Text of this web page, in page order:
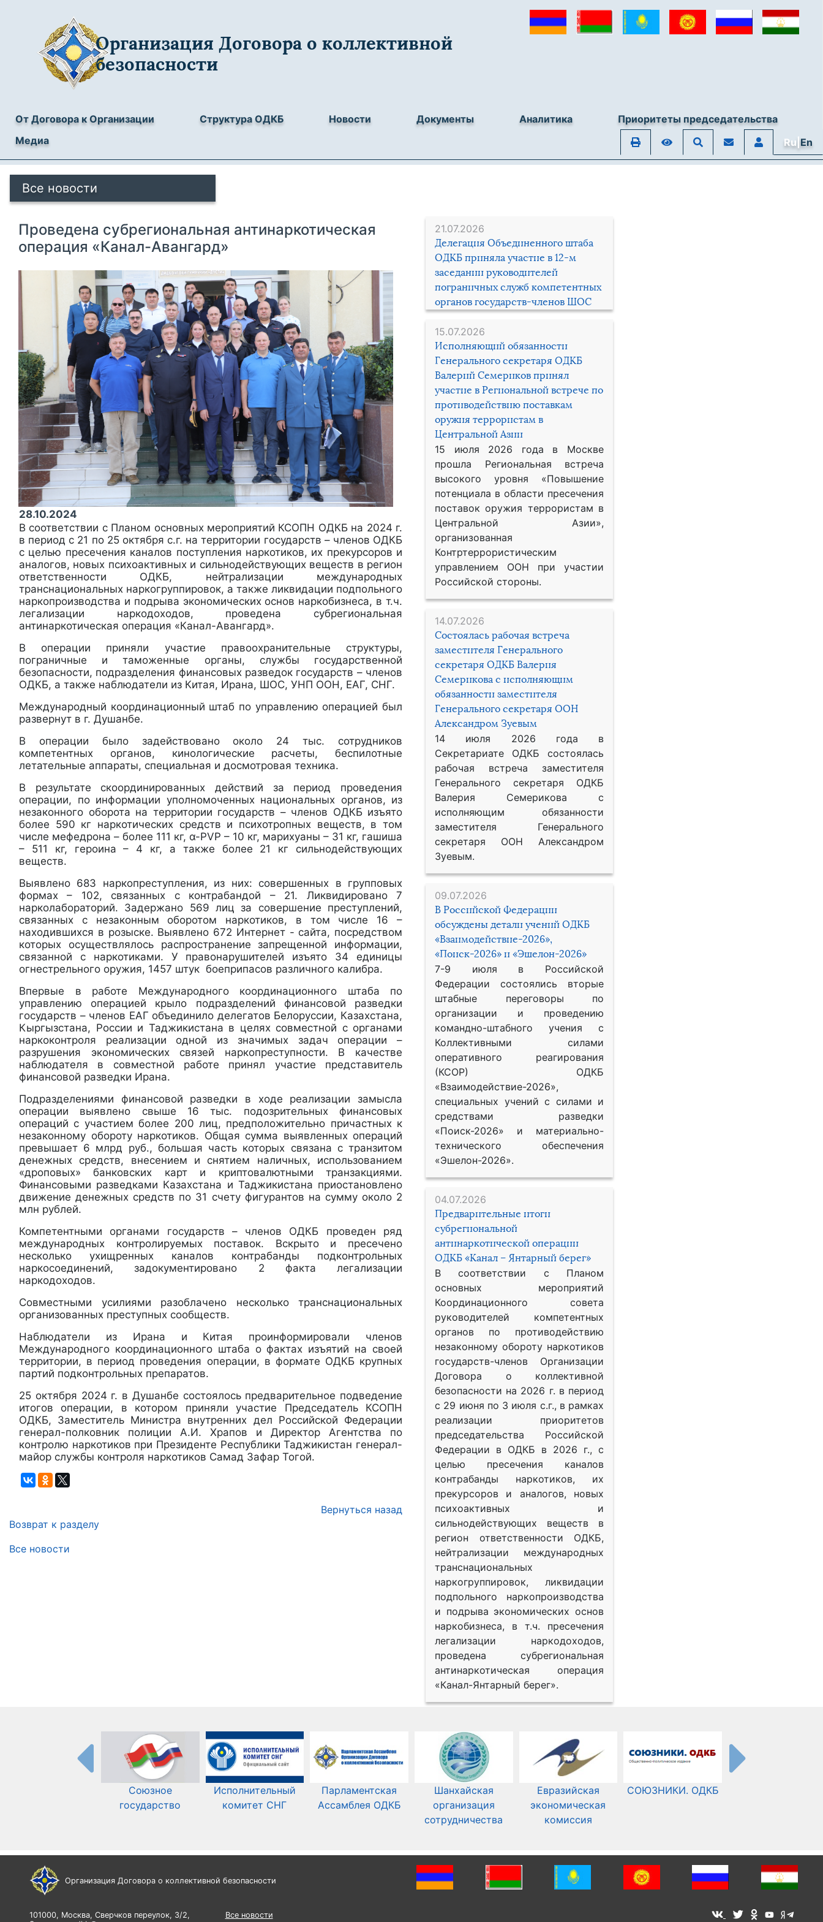
Организация Договора о коллективной
безопасности
От Договора к Организации Структура ОДКБ Новости Документы Аналитика
Приоритеты председательства
Медиа
Ru|En
Все новости
21.07.2026
Делегация Объединенного штаба
ОДКБ приняла участие в 12-м
заседании руководителей
пограничных служб компетентных
органов государств-членов ШОС
15.07.2026
Исполняющий обязанности
Генерального секретаря ОДКБ
Валерий Семериков принял
участие в Региональной встрече по
противодействию поставкам
оружия террористам в
Центральной Азии
15 июля 2026 года в Москве
прошла Региональная встреча
высокого уровня «Повышение
потенциала в области пресечения
поставок оружия террористам в
Центральной Азии»,
организованная
Контртеррористическим
управлением ООН при участии
Российской стороны.
14.07.2026
Состоялась рабочая встреча
заместителя Генерального
секретаря ОДКБ Валерия
Семерикова с исполняющим
обязанности заместителя
Генерального секретаря ООН
Александром Зуевым
14 июля 2026 года в
Секретариате ОДКБ состоялась
рабочая встреча заместителя
Генерального секретаря ОДКБ
Валерия Семерикова с
исполняющим обязанности
заместителя Генерального
секретаря ООН Александром
Зуевым.
09.07.2026
В Российской Федерации
обсуждены детали учений ОДКБ
«Взаимодействие-2026»,
«Поиск-2026» и «Эшелон-2026»
7-9 июля в Российской
Федерации состоялись вторые
штабные переговоры по
организации и проведению
командно-штабного учения с
Коллективными силами
оперативного реагирования
(КСОР) ОДКБ
«Взаимодействие-2026»,
специальных учений с силами и
средствами разведки
«Поиск-2026» и материально-
технического обеспечения
«Эшелон-2026».
04.07.2026
Предварительные итоги
субрегиональной
антинаркотической операции
ОДКБ «Канал – Янтарный берег»
В соответствии с Планом
основных мероприятий
Координационного совета
руководителей компетентных
органов по противодействию
незаконному обороту наркотиков
государств-членов Организации
Договора о коллективной
безопасности на 2026 г. в период
с 29 июня по 3 июля с.г., в рамках
реализации приоритетов
председательства Российской
Федерации в ОДКБ в 2026 г., с
целью пресечения каналов
контрабанды наркотиков, их
прекурсоров и аналогов, новых
психоактивных и
сильнодействующих веществ в
регион ответственности ОДКБ,
нейтрализации международных
транснациональных
наркогруппировок, ликвидации
подпольного наркопроизводства
и подрыва экономических основ
наркобизнеса, в т.ч. пресечения
легализации наркодоходов,
проведена субрегиональная
антинаркотическая операция
«Канал-Янтарный берег».
Проведена субрегиональная антинаркотическая
операция «Канал-Авангард»
28.10.2024
В соответствии с Планом основных мероприятий КСОПН ОДКБ на 2024 г.
в период с 21 по 25 октября с.г. на территории государств – членов ОДКБ
с целью пресечения каналов поступления наркотиков, их прекурсоров и
аналогов, новых психоактивных и сильнодействующих веществ в регион
ответственности ОДКБ, нейтрализации международных
транснациональных наркогруппировок, а также ликвидации подпольного
наркопроизводства и подрыва экономических основ наркобизнеса, в т.ч.
легализации наркодоходов, проведена субрегиональная
антинаркотическая операция «Канал-Авангард».
В операции приняли участие правоохранительные структуры,
пограничные и таможенные органы, службы государственной
безопасности, подразделения финансовых разведок государств – членов
ОДКБ, а также наблюдатели из Китая, Ирана, ШОС, УНП ООН, ЕАГ, СНГ.
Международный координационный штаб по управлению операцией был
развернут в г. Душанбе.
В операции было задействовано около 24 тыс. сотрудников
компетентных органов, кинологические расчеты, беспилотные
летательные аппараты, специальная и досмотровая техника.
В результате скоординированных действий за период проведения
операции, по информации уполномоченных национальных органов, из
незаконного оборота на территории государств – членов ОДКБ изъято
более 590 кг наркотических средств и психотропных веществ, в том
числе мефедрона – более 111 кг, α-PVP – 10 кг, марихуаны – 31 кг, гашиша
– 511 кг, героина – 4 кг, а также более 21 кг сильнодействующих
веществ.
Выявлено 683 наркопреступления, из них: совершенных в групповых
формах – 102, связанных с контрабандой – 21. Ликвидировано 7
нарколабораторий. Задержано 569 лиц за совершение преступлений,
связанных с незаконным оборотом наркотиков, в том числе 16 –
находившихся в розыске. Выявлено 672 Интернет - сайта, посредством
которых осуществлялось распространение запрещенной информации,
связанной с наркотиками. У правонарушителей изъято 34 единицы
огнестрельного оружия, 1457 штук ­ боеприпасов различного калибра.
Впервые в работе Международного координационного штаба по
управлению операцией крыло подразделений финансовой разведки
государств – членов ЕАГ объединило делегатов Белоруссии, Казахстана,
Кыргызстана, России и Таджикистана в целях совместной с органами
наркоконтроля реализации одной из значимых задач операции –
разрушения экономических связей наркопреступности. В качестве
наблюдателя в совместной работе принял участие представитель
финансовой разведки Ирана.
Подразделениями финансовой разведки в ходе реализации замысла
операции выявлено свыше 16 тыс. подозрительных финансовых
операций с участием более 200 лиц, предположительно причастных к
незаконному обороту наркотиков. Общая сумма выявленных операций
превышает 6 млрд руб., большая часть которых связана с транзитом
денежных средств, внесением и снятием наличных, использованием
«дроповых» банковских карт и криптовалютными транзакциями.
Финансовыми разведками Казахстана и Таджикистана приостановлено
движение денежных средств по 31 счету фигурантов на сумму около 2
млн рублей.
Компетентными органами государств – членов ОДКБ проведен ряд
международных контролируемых поставок. Вскрыто и пресечено
несколько ухищренных каналов контрабанды подконтрольных
наркосоединений, задокументировано 2 факта легализации
наркодоходов.
Совместными усилиями разоблачено несколько транснациональных
организованных преступных сообществ.
Наблюдатели из Ирана и Китая проинформировали членов
Международного координационного штаба о фактах изъятий на своей
территории, в период проведения операции, в формате ОДКБ крупных
партий подконтрольных препаратов.
25 октября 2024 г. в Душанбе состоялось предварительное подведение
итогов операции, в котором приняли участие Председатель КСОПН
ОДКБ, Заместитель Министра внутренних дел Российской Федерации
генерал-полковник полиции А.И. Храпов и Директор Агентства по
контролю наркотиков при Президенте Республики Таджикистан генерал-
майор службы контроля наркотиков Самад Зафар Тогой.
Вернуться назад
Возврат к разделу
Все новости
Союзное
государство
Исполнительный
комитет СНГ
Парламентская
Ассамблея ОДКБ
Шанхайская
организация
сотрудничества
Евразийская
экономическая
комиссия
СОЮЗНИКИ. ОДКБ
Организация Договора о коллективной безопасности
101000, Москва, Сверчков переулок, 3/2,
Все новости